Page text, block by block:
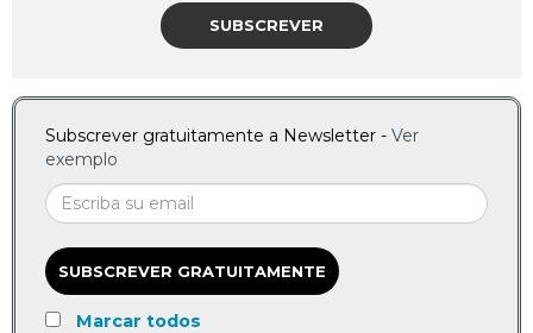
SUBSCREVER
Subscrever gratuitamente a Newsletter - Ver
exemplo
SUBSCREVER GRATUITAMENTE
Marcar todos